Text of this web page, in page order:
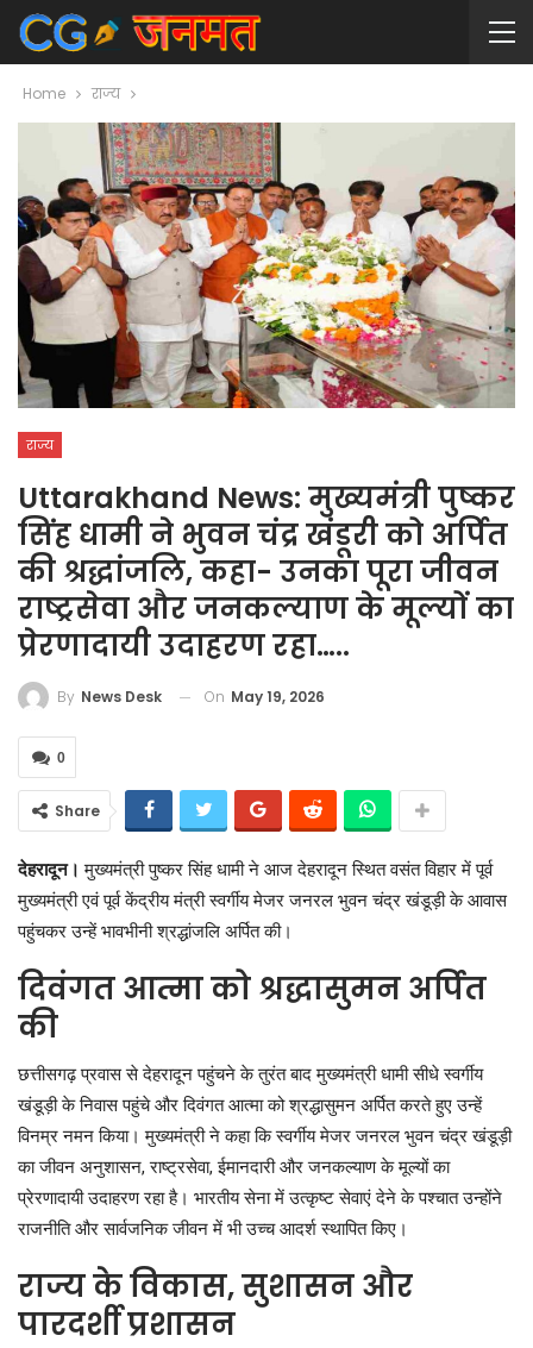
Home राज्य
राज्य
Uttarakhand News: मुख्यमंत्री पुष्कर
सिंह धामी ने भुवन चंद्र खंडूरी को अर्पित
की श्रद्धांजलि, कहा- उनका पूरा जीवन
राष्ट्रसेवा और जनकल्याण के मूल्यों का
प्रेरणादायी उदाहरण रहा…..
By News Desk On May 19, 2026
0
Share
देहरादून।मुख्यमंत्री पुष्कर सिंह धामी ने आज देहरादून स्थित वसंत विहार में पूर्व
मुख्यमंत्री एवं पूर्व केंद्रीय मंत्री स्वर्गीय मेजर जनरल भुवन चंद्र खंडूड़ी के आवास
पहुंचकर उन्हें भावभीनी श्रद्धांजलि अर्पित की।
दिवंगत आत्मा को श्रद्धासुमन अर्पित
की
छत्तीसगढ़ प्रवास से देहरादून पहुंचने के तुरंत बाद मुख्यमंत्री धामी सीधे स्वर्गीय
खंडूड़ी के निवास पहुंचे और दिवंगत आत्मा को श्रद्धासुमन अर्पित करते हुए उन्हें
विनम्र नमन किया। मुख्यमंत्री ने कहा कि स्वर्गीय मेजर जनरल भुवन चंद्र खंडूड़ी
का जीवन अनुशासन, राष्ट्रसेवा, ईमानदारी और जनकल्याण के मूल्यों का
प्रेरणादायी उदाहरण रहा है। भारतीय सेना में उत्कृष्ट सेवाएं देने के पश्चात उन्होंने
राजनीति और सार्वजनिक जीवन में भी उच्च आदर्श स्थापित किए।
राज्य के विकास, सुशासन और
पारदर्शी प्रशासन